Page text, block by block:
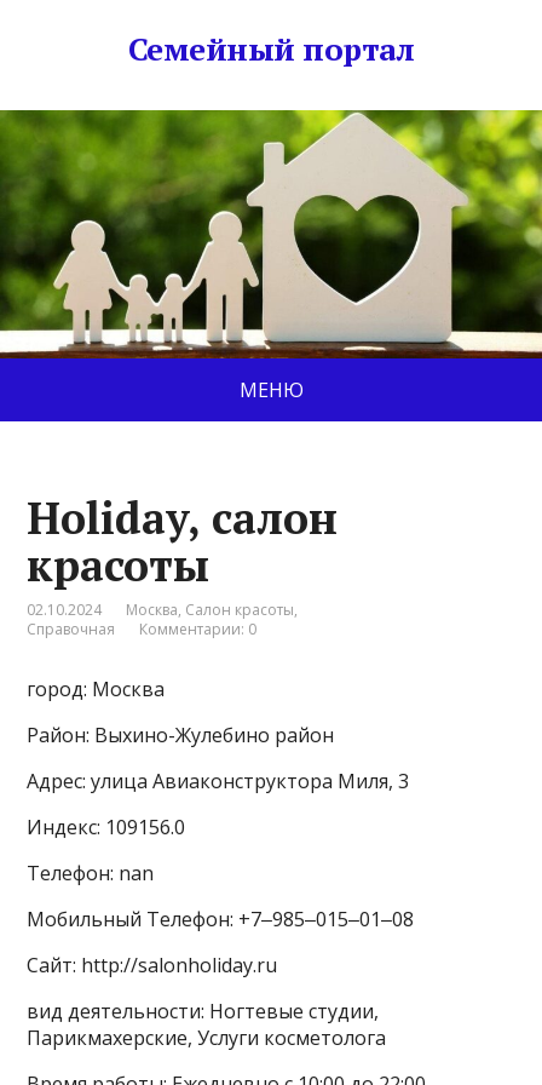
Семейный портал
МЕНЮ
Holiday, салон
красоты
02.10.2024 Москва, Салон красоты,
Справочная
Комментарии: 0
город: Москва
Район: Выхино-Жулебино район
Адрес: улица Авиаконструктора Миля, 3
Индекс: 109156.0
Телефон: nan
Мобильный Телефон: +7‒985‒015‒01‒08
Сайт: http://salonholiday.ru
вид деятельности: Ногтевые студии,
Парикмахерские, Услуги косметолога